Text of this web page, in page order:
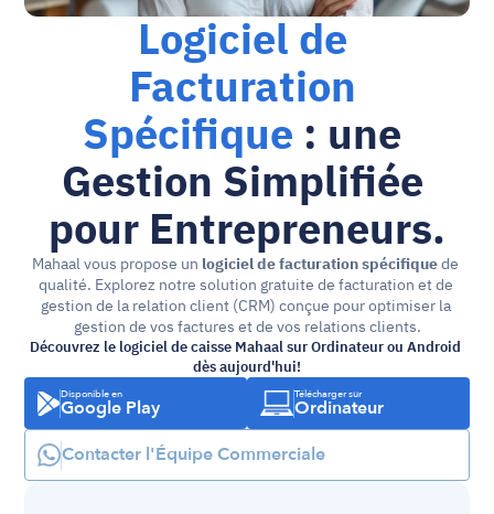
Logiciel de
Facturation
Spécifique : une
Gestion Simplifiée
pour Entrepreneurs.
Mahaal vous propose un logiciel de facturation spécifique de
qualité. Explorez notre solution gratuite de facturation et de
gestion de la relation client (CRM) conçue pour optimiser la
gestion de vos factures et de vos relations clients.
Découvrez le logiciel de caisse Mahaal sur Ordinateur ou Android
dès aujourd'hui!
Disponible en
Google Play
Télécharger sur
Ordinateur
Contacter l'Équipe Commerciale